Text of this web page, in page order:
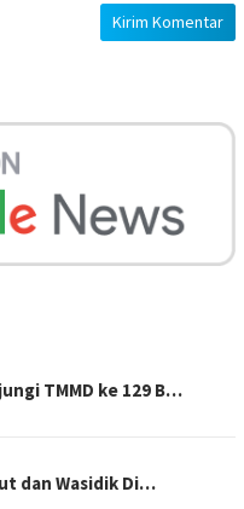
TMMD ke 129 B…
dan Wasidik Di…